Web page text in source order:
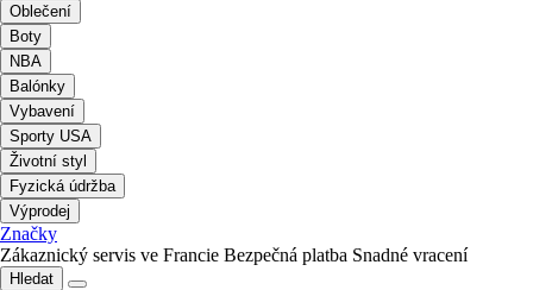
Oblečení
Boty
NBA
Balónky
Vybavení
Sporty USA
Životní styl
Fyzická údržba
Výprodej
Značky
Zákaznický servis ve Francie Bezpečná platba Snadné vracení
Hledat